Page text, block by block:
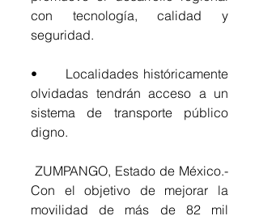
con tecnología, calidad y
seguridad.
•	Localidades históricamente
olvidadas tendrán acceso a un
sistema de transporte público
digno.
Con el objetivo de mejorar la
movilidad de más de 82 mil